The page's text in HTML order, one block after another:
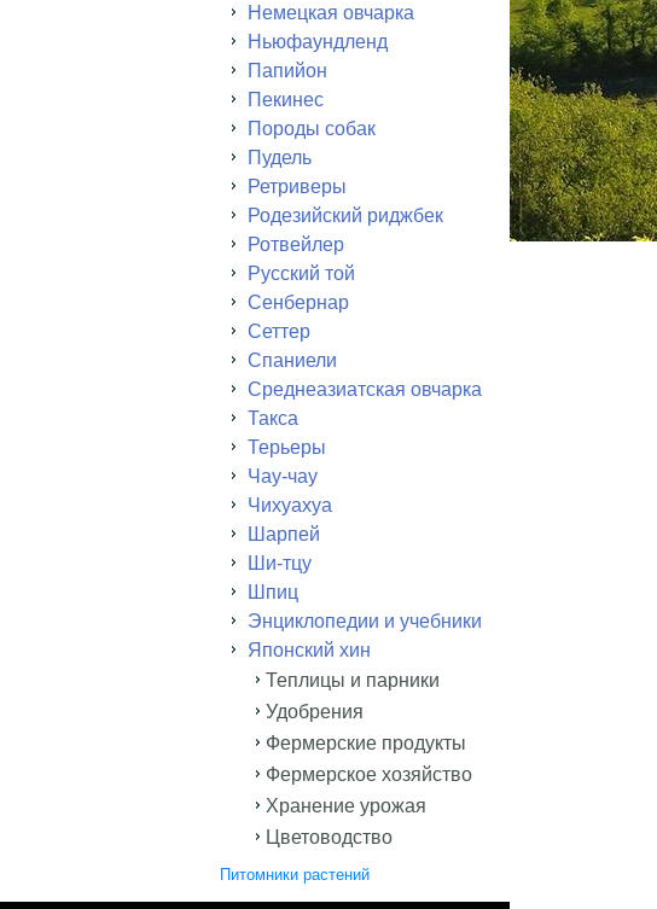
Немецкая овчарка
Ньюфаундленд
Папийон
Пекинес
Породы собак
Пудель
Ретриверы
Родезийский риджбек
Ротвейлер
Русский той
Сенбернар
Сеттер
Спаниели
Среднеазиатская овчарка
Такса
Терьеры
Чау-чау
Чихуахуа
Шарпей
Ши-тцу
Шпиц
Энциклопедии и учебники
Японский хин
Теплицы и парники
Удобрения
Фермерские продукты
Фермерское хозяйство
Хранение урожая
Цветоводство
Питомники растений